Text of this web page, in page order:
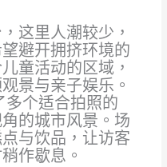
这里人潮较少，
避开拥挤环境的
童活动的区域，
景与亲子娱乐。
多个适合拍照的
的城市风景。场
与饮品，让访客
作歇息。